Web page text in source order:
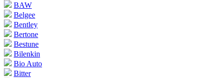
BAW
Belgee
Bentley
Bertone
Bestune
Bilenkin
Bio Auto
Bitter